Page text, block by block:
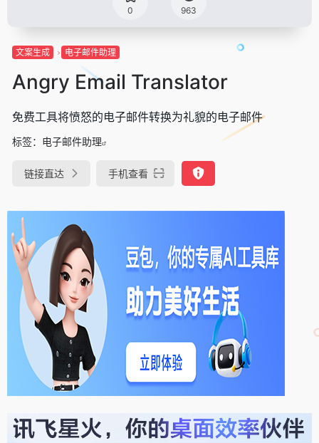
0 963
文案生成 电子邮件助理
Angry Email Translator
免费工具将愤怒的电子邮件转换为礼貌的电子邮件
标签： 电子邮件助理
链接直达 手机查看